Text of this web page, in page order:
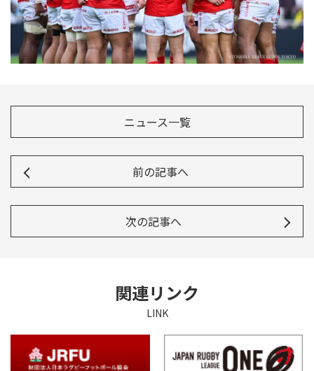
ニュース一覧
前の記事へ
次の記事へ
関連リンク
LINK